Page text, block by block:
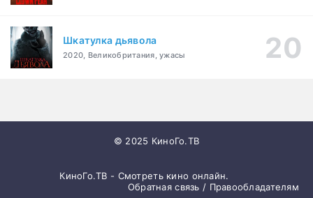
Шкатулка дьявола
2020, Великобритания, ужасы
© 2025 КиноГо.ТВ
КиноГо.ТВ - Смотреть кино онлайн.
Обратная связь / Правообладателям